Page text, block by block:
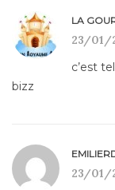
LA
23/01/
c’est
bizz
23/01/